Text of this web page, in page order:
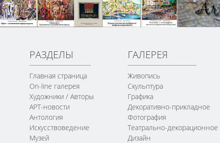
РАЗДЕЛЫ
Главная страница
On-line галерея
Художники / Авторы
АРТ-новости
Антология
Искусствоведение
Музей
ГАЛЕРЕЯ
Живопись
Скульптура
Графика
Декоративно-прикладное
Фотография
Театрально-декорационное
Дизайн